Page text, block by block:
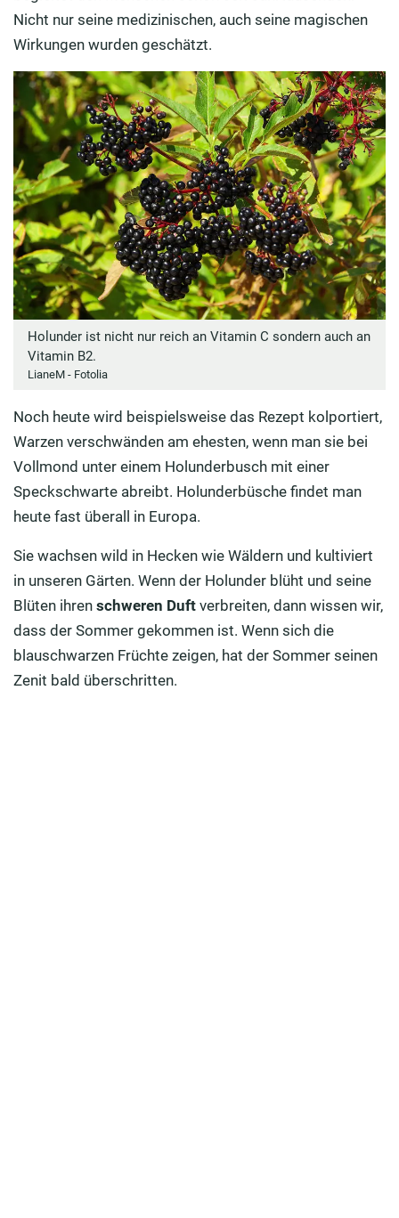
Nicht nur seine medizinischen, auch seine magischen
Wirkungen wurden geschätzt.
Holunder ist nicht nur reich an Vitamin C sondern auch an
Vitamin B2.
LianeM - Fotolia
Noch heute wird beispielsweise das Rezept kolportiert,
Warzen verschwänden am ehesten, wenn man sie bei
Vollmond unter einem Holunderbusch mit einer
Speckschwarte abreibt. Holunderbüsche findet man
heute fast überall in Europa.
Sie wachsen wild in Hecken wie Wäldern und kultiviert
in unseren Gärten. Wenn der Holunder blüht und seine
Blüten ihren schweren Duft verbreiten, dann wissen wir,
dass der Sommer gekommen ist. Wenn sich die
blauschwarzen Früchte zeigen, hat der Sommer seinen
Zenit bald überschritten.